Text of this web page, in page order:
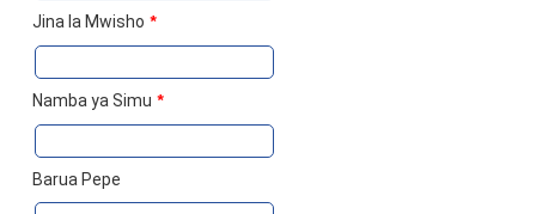
Jina la Mwisho *
Namba ya Simu *
Barua Pepe